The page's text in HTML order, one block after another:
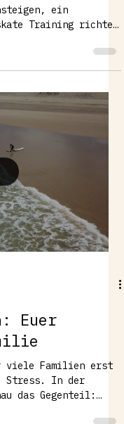
ein
Training richtet
wollen –
enorm davon
verbessert sich
Gefühl für
Euer
viele Familien erst
Stress. In der
das Gegenteil: